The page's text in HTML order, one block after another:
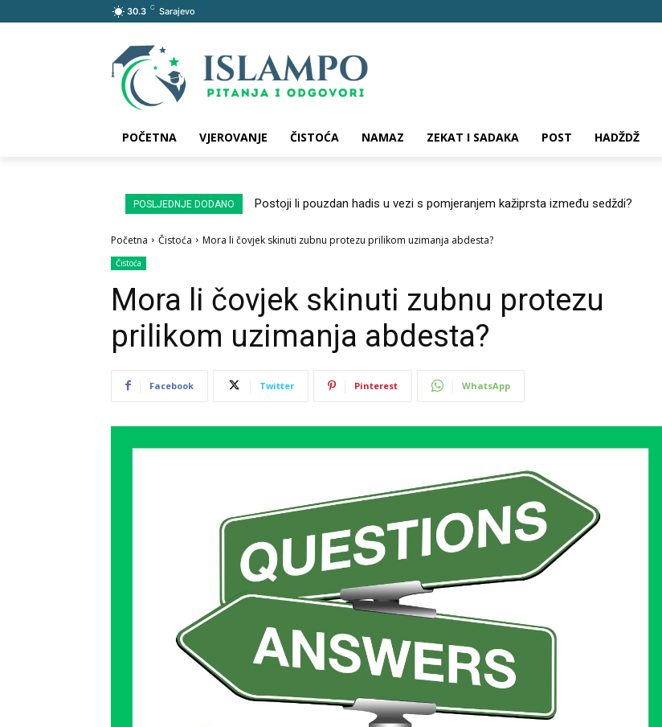
30.3 C Sarajevo
POČETNA VJEROVANJE ČISTOĆA NAMAZ ZEKAT I SADAKA POST HADŽDŽ
POSLJEDNJE DODANO Postoji li pouzdan hadis u vezi s pomjeranjem kažiprsta između sedždi?
Početna Čistoća Mora li čovjek skinuti zubnu protezu prilikom uzimanja abdesta?
Čistoća
Mora li čovjek skinuti zubnu protezu
prilikom uzimanja abdesta?
Facebook Twitter Pinterest WhatsApp